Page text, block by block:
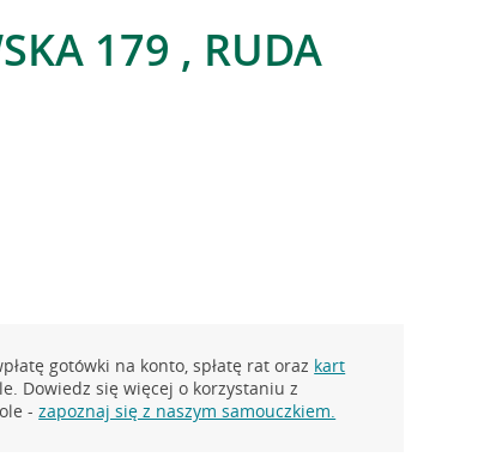
179 , RUDA
gotówki na konto, spłatę rat oraz kart
Dowiedz się więcej o korzystaniu z
-zapoznaj się z naszym samouczkiem.